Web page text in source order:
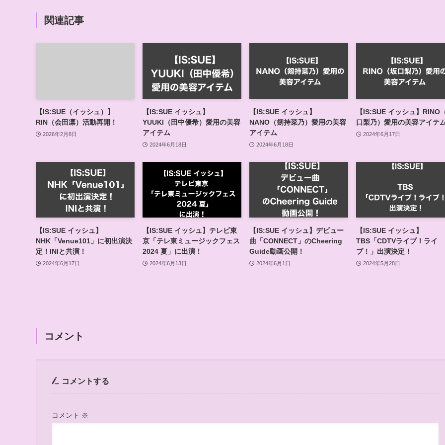
関連記事
【IS:SUE（イッシュ）】
RIN（会田凛）活動再開！
2026年2月8日
【IS:SUE イッシュ】
YUUKI（田中優希）愛用の美容
アイテム
2024年6月18日
【IS:SUE イッシュ】
NANO（剱持菜乃）愛用の美容
アイテム
2024年6月18日
【IS:SUE イッシュ】RINO
口梨乃）愛用の美容アイテ
2024年6月17日
【IS:SUE イッシュ】
NHK「Venue101」に初出演決
定！INIと共演！
2024年6月17日
【IS:SUE イッシュ】テレビ東
京「テレ東ミュージックフェス
2024 夏」に出演！
2024年6月13日
【IS:SUE イッシュ】デビュー
曲「CONNECT」のCheering
Guide動画公開！
2024年6月1日
【IS:SUE イッシュ】
TBS「CDTVライブ！ライ
ブ！」出演決定！
2024年5月28日
コメント
コメントする
コメント ※